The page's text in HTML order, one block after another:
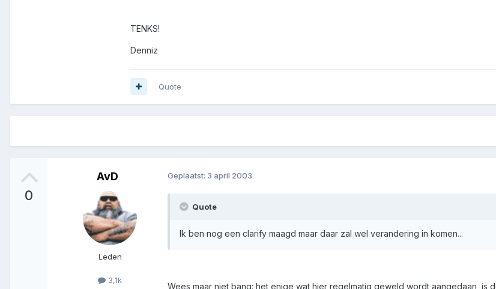
TENKS!
Denniz
Quote
0
AvD
Leden
3,1k
Geplaatst: 3 april 2003
Quote
Ik ben nog een clarify maagd maar daar zal wel verandering in komen...
Wees maar niet bang: het enige wat hier regelmatig geweld wordt aangedaan, is